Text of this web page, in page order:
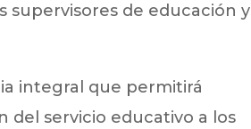
supervisores de educación y
integral que permitirá
del servicio educativo a los